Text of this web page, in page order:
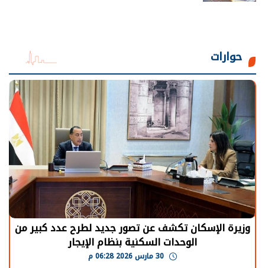
حوارات
وزيرة الإسكان تكشف عن تصور جديد لطرح عدد كبير من
الوحدات السكنية بنظام الإيجار